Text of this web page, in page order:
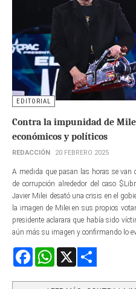
EDITORIAL
Contra la impunidad de
económicos y políticos
REDACCIÓN 20 FEBRERO 2025
A medida que pasan las horas se van
de corrupción alrededor del caso
Javier Milei desató una crisis en el
la imagen de Milei en sus propios
presidente aclarara que había sido
aún más su imagen y confirmando lo
FacebookWhatsApp